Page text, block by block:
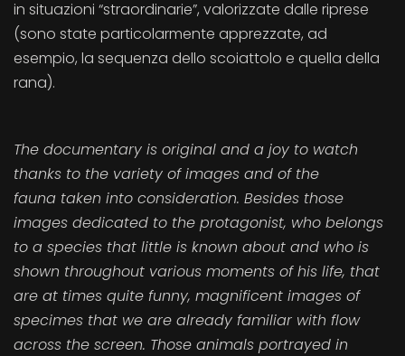
in situazioni “straordinarie”, valorizzate dalle riprese
(sono state particolarmente apprezzate, ad
esempio, la sequenza dello scoiattolo e quella della
rana).
The documentary is original and a joy to watch
thanks to the variety of images and of the
fauna taken into consideration. Besides those
images dedicated to the protagonist, who belongs
to a species that little is known about and who is
shown throughout various moments of his life, that
are at times quite funny, magnificent images of
specimes that we are already familiar with flow
across the screen. Those animals portrayed in